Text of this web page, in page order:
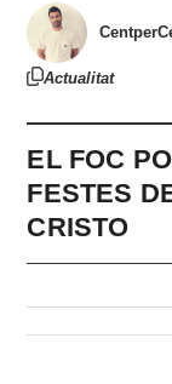
Actualitat
EL FOC
FESTES
CRISTO